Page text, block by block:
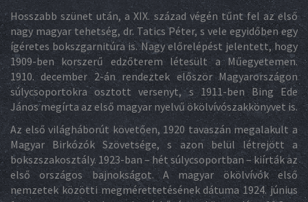
Hosszabb szünet után, a XIX. század végén tűnt fel az első
nagy magyar tehetség, dr. Tatics Péter, s vele egyidőben egy
ígéretes bokszgarnitúra is. Nagy előrelépést jelentett, hogy
1909-ben korszerű edzőterem létesült a Műegyetemen.
1910. december 2-án rendeztek először Magyarországon
súlycsoportokra osztott versenyt, s 1911-ben Bing Ede
János megírta az első magyar nyelvű ökölvívószakkönyvet is.
Az első világháborút követően, 1920 tavaszán megalakult a
Magyar Birkózók Szövetsége, s azon belül létrejött a
bokszszakosztály. 1923-ban – hét súlycsoportban – kiírták az
első országos bajnokságot. A magyar ökölvívók első
nemzetek közötti megmérettetésének dátuma 1924. június